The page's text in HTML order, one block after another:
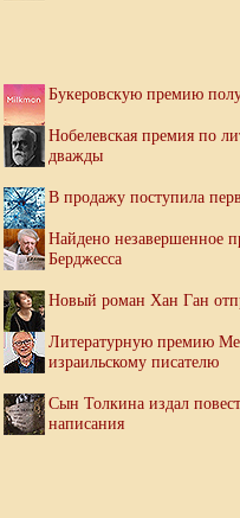
Букеровскую премию
Нобелевская премия по
дважды
В продажу поступила
Найдено незавершенное
Берджесса
Новый роман Хан Ган
Литературную премию
израильскому писателю
Сын Толкина издал
написания